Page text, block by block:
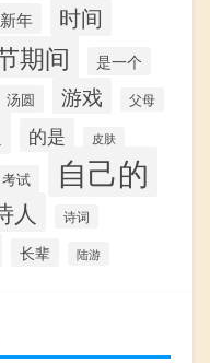
新年 时间
期间 是一个
汤圆 游戏 父母
的是 皮肤
考试 自己的
人 诗词
长辈 陆游